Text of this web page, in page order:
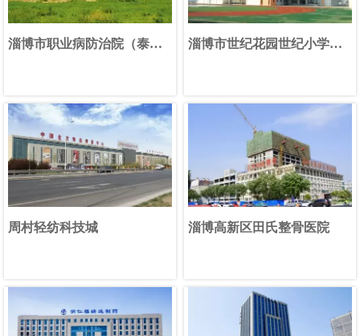
淄博市职业病防治院（泰山
淄博市世纪花园世纪小学
周村轻纺科技城 淄博高新区田氏整骨医院